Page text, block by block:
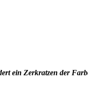
ein Zerkratzen der